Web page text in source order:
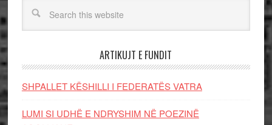
ARTIKUJT E FUNDIT
SHPALLET KËSHILLI I FEDERATËS VATRA
LUMI SI UDHË E NDRYSHIM NË POEZINË